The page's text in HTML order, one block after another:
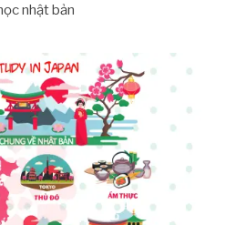
nhật bản